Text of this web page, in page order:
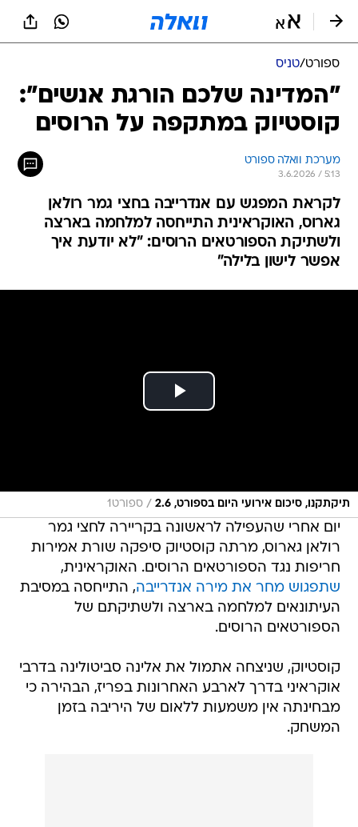
ספורט/טניס
"המדינה שלכם הורגת אנשים":
קוסטיוק במתקפה על הרוסים
מערכת וואלה ספורט
3.6.2026 / 5:13
לקראת המפגש עם אנדרייבה בחצי גמר רולאן
גארוס, האוקראינית התייחסה למלחמה בארצה
ולשתיקת הספורטאים הרוסים: "לא יודעת איך
אפשר לישון בלילה"
תיקתקנו, סיכום אירועי היום בספורט, 2.6 / ספורט1
יום אחרי שהעפילה לראשונה בקריירה לחצי גמר
רולאן גארוס, מרתה קוסטיוק סיפקה שורת אמירות
חריפות נגד הספורטאים הרוסים. האוקראינית,
שתפגוש מחר את מירה אנדרייבה, התייחסה במסיבת
העיתונאים למלחמה בארצה ולשתיקתם של
הספורטאים הרוסים.
קוסטיוק, שניצחה אתמול את אלינה סביטולינה בדרבי
אוקראיני בדרך לארבע האחרונות בפריז, הבהירה כי
מבחינתה אין משמעות ללאום של היריבה בזמן
המשחק.